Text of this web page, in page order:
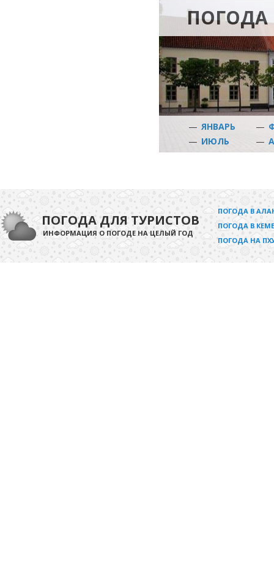
ПОГОДА
— ЯНВАРЬ —
— ИЮЛЬ —
ПОГОДА ДЛЯ ТУРИСТОВ
ИНФОРМАЦИЯ О ПОГОДЕ НА ЦЕЛЫЙ ГОД
ПОГОДА В
ПОГОДА В
ПОГОДА НА